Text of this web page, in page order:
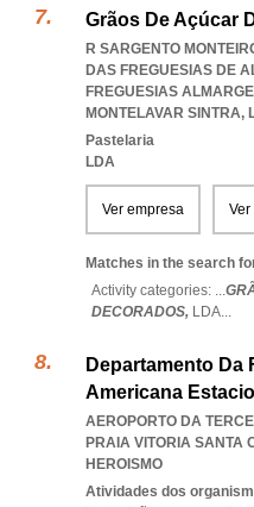
Grãos De Açúcar
R SARGENTO
DAS FREGUESIAS DE
FREGUESIAS
MONTELAVAR SINTRA,
Pastelaria
LDA
Ver empresa
Matches in the search
Activity categories: ...
DECORADOS, LDA...
Departamento Da
Americana
AEROPORTO DA
PRAIA VITORIA SANTA
HEROISMO
Atividades dos